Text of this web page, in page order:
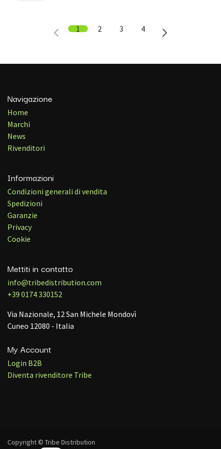
1 2 3 4
Navigazione
Home
Marchi
News
Rivenditori
Informazioni
Condizioni generali di vendita
Spedizioni
Garanzie
Privacy
Cookie
Mettiti in contatto
info@tribedistribution.com
+39 0174 330152
Via Nazionale, 12 San Michele Mondovì
Cuneo 12080 - Italia
My Account
Login B2B
Diventa rivenditore Tribe
Copyright © Tribe Distribution